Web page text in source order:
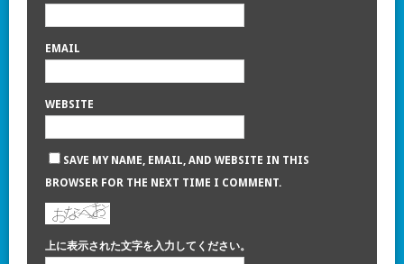
EMAIL
WEBSITE
SAVE MY NAME, EMAIL, AND WEBSITE IN THIS
BROWSER FOR THE NEXT TIME I COMMENT.
上に表示された文字を入力してください。